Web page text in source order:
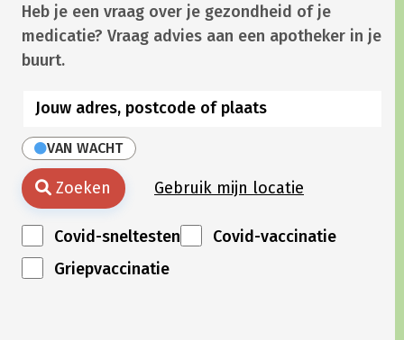
Heb je een vraag over je gezondheid of je
medicatie? Vraag advies aan een apotheker in je
buurt.
VAN WACHT
Zoeken Gebruik mijn locatie
Covid-sneltesten
Covid-vaccinatie
Griepvaccinatie